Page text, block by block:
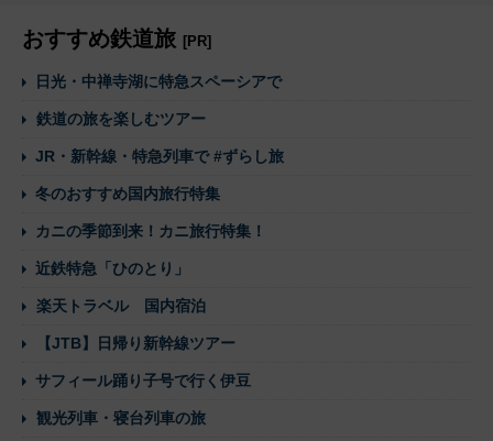
おすすめ鉄道旅 [PR]
日光・中禅寺湖に特急スペーシアで
鉄道の旅を楽しむツアー
JR・新幹線・特急列車で #ずらし旅
冬のおすすめ国内旅行特集
カニの季節到来！カニ旅行特集！
近鉄特急「ひのとり」
楽天トラベル 国内宿泊
【JTB】日帰り新幹線ツアー
サフィール踊り子号で行く伊豆
観光列車・寝台列車の旅